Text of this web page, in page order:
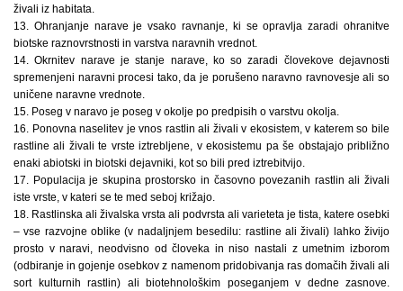
živali iz habitata.
13. Ohranjanje narave je vsako ravnanje, ki se opravlja zaradi ohranitve
biotske raznovrstnosti in varstva naravnih vrednot.
14. Okrnitev narave je stanje narave, ko so zaradi človekove dejavnosti
spremenjeni naravni procesi tako, da je porušeno naravno ravnovesje ali so
uničene naravne vrednote.
15. Poseg v naravo je poseg v okolje po predpisih o varstvu okolja.
16. Ponovna naselitev je vnos rastlin ali živali v ekosistem, v katerem so bile
rastline ali živali te vrste iztrebljene, v ekosistemu pa še obstajajo približno
enaki abiotski in biotski dejavniki, kot so bili pred iztrebitvijo.
17. Populacija je skupina prostorsko in časovno povezanih rastlin ali živali
iste vrste, v kateri se te med seboj križajo.
18. Rastlinska ali živalska vrsta ali podvrsta ali varieteta je tista, katere osebki
– vse razvojne oblike (v nadaljnjem besedilu: rastline ali živali) lahko živijo
prosto v naravi, neodvisno od človeka in niso nastali z umetnim izborom
(odbiranje in gojenje osebkov z namenom pridobivanja ras domačih živali ali
sort kulturnih rastlin) ali biotehnološkim poseganjem v dedne zasnove.